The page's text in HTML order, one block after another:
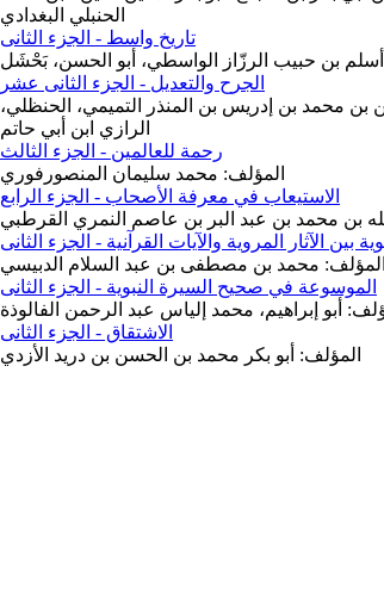
الحنبلي البغدادي
تاريخ واسط - الجزء الثانى
بن حبيب الرزّاز الواسطي، أبو الحسن، بَحْشَل
الجرح والتعديل - الجزء الثانى عشر
بن محمد بن إدريس بن المنذر التميمي، الحنظلي،
الرازي ابن أبي حاتم
رحمة للعالمين - الجزء الثالث
المؤلف: محمد سليمان المنصورفوري
الاستيعاب في معرفة الأصحاب - الجزء الرابع
بن محمد بن عبد البر بن عاصم النمري القرطبي
بين الآثار المروية والآيات القرآنية - الجزء الثانى
المؤلف: محمد بن مصطفى بن عبد السلام الدبيسي
الموسوعة في صحيح السيرة النبوية - الجزء الثانى
أبو إبراهيم، محمد إلياس عبد الرحمن الفالوذة
الاشتقاق - الجزء الثانى
المؤلف: أبو بكر محمد بن الحسن بن دريد الأزدي